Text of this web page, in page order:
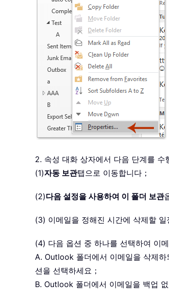
2. 속성 대화 상자에서 다음 단계를 수
(1)자동 보관탭으로 이동합니다；
(2)다음 설정을 사용하여 이 폴더 보관
(3) 이메일을 정해진 시간에 삭제할 일
(4) 다음 옵션 중 하나를 선택하여 이
A. Outlook 폴더에서 이메일을 삭제
션을 선택하세요；
B. Outlook 폴더에서 이메일을 백업